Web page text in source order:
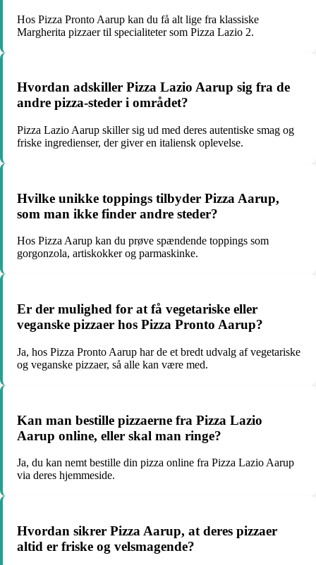
Hos Pizza Pronto Aarup kan du få alt lige fra klassiske
Margherita pizzaer til specialiteter som Pizza Lazio 2.
Hvordan adskiller Pizza Lazio Aarup sig fra de
andre pizza-steder i området?
Pizza Lazio Aarup skiller sig ud med deres autentiske smag og
friske ingredienser, der giver en italiensk oplevelse.
Hvilke unikke toppings tilbyder Pizza Aarup,
som man ikke finder andre steder?
Hos Pizza Aarup kan du prøve spændende toppings som
gorgonzola, artiskokker og parmaskinke.
Er der mulighed for at få vegetariske eller
veganske pizzaer hos Pizza Pronto Aarup?
Ja, hos Pizza Pronto Aarup har de et bredt udvalg af vegetariske
og veganske pizzaer, så alle kan være med.
Kan man bestille pizzaerne fra Pizza Lazio
Aarup online, eller skal man ringe?
Ja, du kan nemt bestille din pizza online fra Pizza Lazio Aarup
via deres hjemmeside.
Hvordan sikrer Pizza Aarup, at deres pizzaer
altid er friske og velsmagende?